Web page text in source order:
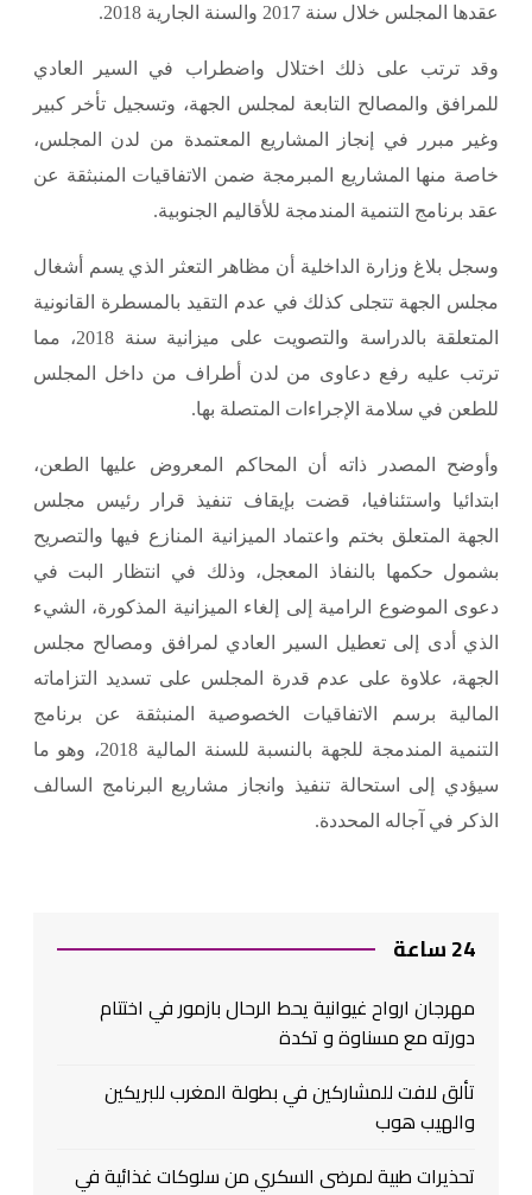
عقدها المجلس خلال سنة 2017 والسنة الجارية 2018.
وقد ترتب على ذلك اختلال واضطراب في السير العادي
للمرافق والمصالح التابعة لمجلس الجهة، وتسجيل تأخر كبير
وغير مبرر في إنجاز المشاريع المعتمدة من لدن المجلس،
خاصة منها المشاريع المبرمجة ضمن الاتفاقيات المنبثقة عن
عقد برنامج التنمية المندمجة للأقاليم الجنوبية.
وسجل بلاغ وزارة الداخلية أن مظاهر التعثر الذي يسم أشغال
مجلس الجهة تتجلى كذلك في عدم التقيد بالمسطرة القانونية
المتعلقة بالدراسة والتصويت على ميزانية سنة 2018، مما
ترتب عليه رفع دعاوى من لدن أطراف من داخل المجلس
للطعن في سلامة الإجراءات المتصلة بها.
وأوضح المصدر ذاته أن المحاكم المعروض عليها الطعن،
ابتدائيا واستئنافيا، قضت بإيقاف تنفيذ قرار رئيس مجلس
الجهة المتعلق بختم واعتماد الميزانية المنازع فيها والتصريح
بشمول حكمها بالنفاذ المعجل، وذلك في انتظار البت في
دعوى الموضوع الرامية إلى إلغاء الميزانية المذكورة، الشيء
الذي أدى إلى تعطيل السير العادي لمرافق ومصالح مجلس
الجهة، علاوة على عدم قدرة المجلس على تسديد التزاماته
المالية برسم الاتفاقيات الخصوصية المنبثقة عن برنامج
التنمية المندمجة للجهة بالنسبة للسنة المالية 2018، وهو ما
سيؤدي إلى استحالة تنفيذ وانجاز مشاريع البرنامج السالف
الذكر في آجاله المحددة.
24 ساعة
مهرجان ارواح غيوانية يحط الرحال بازمور في اختتام
دورته مع مسناوة و تكدة
تألق لافت للمشاركين في بطولة المغرب للبريكين
والهيب هوب
تحذيرات طبية لمرضى السكري من سلوكات غذائية في